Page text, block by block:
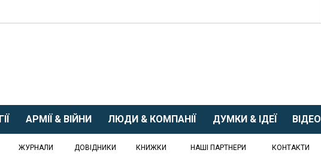
АРМІЇ & ВІЙНИ ЛЮДИ & КОМПАНІЇ ДУМКИ & ІДЕЇ ВІДЕО
ЖУРНАЛИ ДОВІДНИКИ КНИЖКИ НАШІ ПАРТНЕРИ КОНТАКТИ